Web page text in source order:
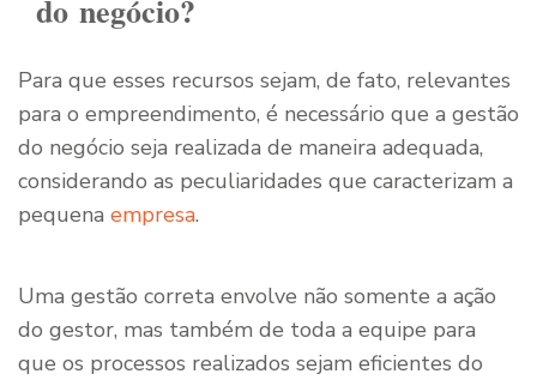
do negócio?
Para que esses recursos sejam, de fato, relevantes
para o empreendimento, é necessário que a gestão
do negócio seja realizada de maneira adequada,
considerando as peculiaridades que caracterizam a
pequena empresa.
Uma gestão correta envolve não somente a ação
do gestor, mas também de toda a equipe para
que os processos realizados sejam eficientes do